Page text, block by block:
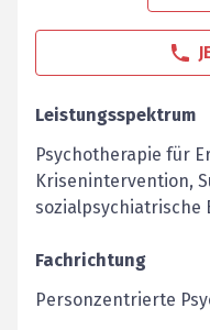
Leistungsspektrum
Psychotherapie für
Krisenintervention,
sozialpsychiatrische
Fachrichtung
Personzentrierte